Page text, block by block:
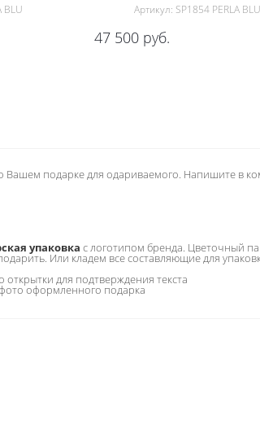
BLU Артикул: SP1854 PERLA BLU
47 500 руб.
Вашем подарке для одариваемого. Напишите в
упаковка с логотипом бренда. Цветочный
Или кладем все составляющие для
для подтверждения текста
оформленного подарка